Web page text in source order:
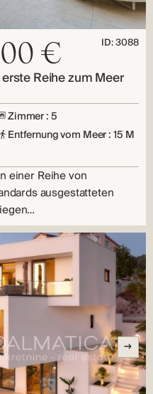
€ ID: 3088
Reihe zum Meer
Zimmer : 5
Entfernung vom Meer : 15 M
einer Reihe von
ausgestatteten